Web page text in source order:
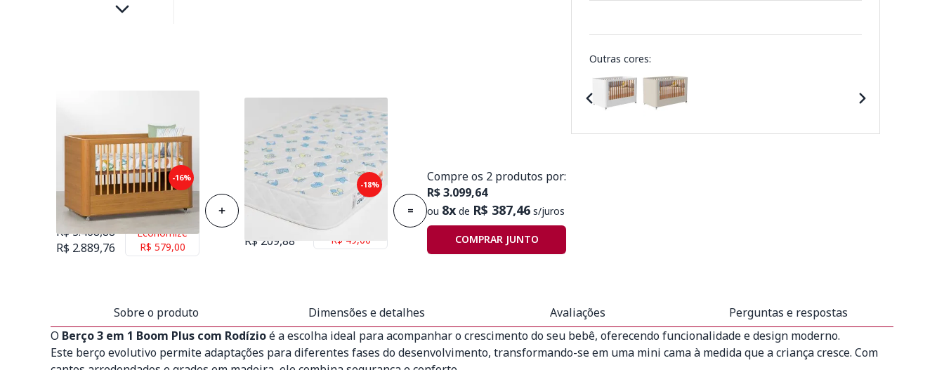
Outras cores:
-16%
Berço Evolutivo Boom Plus 3
em 1 com Rodízios - Savana
Fosco
R$ 3.468,88
R$ 2.889,76
Economize
R$ 579,00
-18%
Colchão de Espuma Plummi
Berço 70cmx1,30mx10cm D18
R$ 258,88
R$ 209,88
Economize
R$ 49,00
=
Compre os 2 produtos por:
R$ 3.099,64
ou 8x de R$ 387,46 s/juros
COMPRAR JUNTO
Sobre o produto Dimensões e detalhes Avaliações
Perguntas e respostas
O Berço 3 em 1 Boom Plus com Rodízioé a escolha ideal para acompanhar o crescimento do seu bebê, oferecendo funcionalidade e design moderno.
Este berço evolutivo permite adaptações para diferentes fases do desenvolvimento, transformando-se em uma mini cama à medida que a criança cresce. Com